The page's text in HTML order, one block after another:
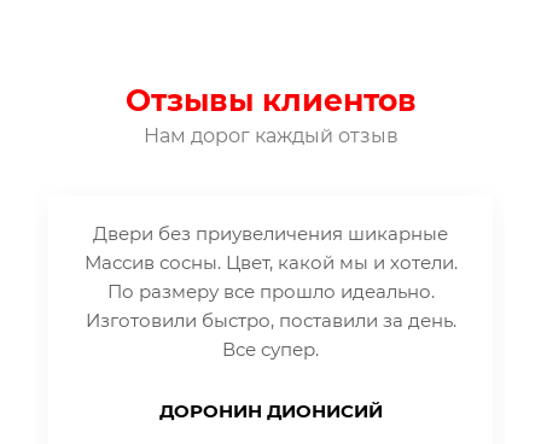
Отзывы клиентов
Нам дорог каждый отзыв
Двери без приувеличения шикарные
Массив сосны. Цвет, какой мы и хотели.
По размеру все прошло идеально.
Изготовили быстро, поставили за день.
Все супер.
ДОРОНИН ДИОНИСИЙ